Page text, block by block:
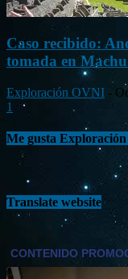
Caso recibido:
tomada en
Exploración OVNI -
1
Me gusta
Translate website